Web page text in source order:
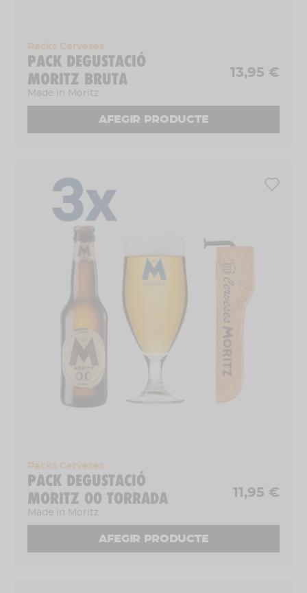
Packs Cerveses
PACK DEGUSTACIÓ
MORITZ BRUTA
Made in Moritz
13,95 €
AFEGIR PRODUCTE
Packs Cerveses
PACK DEGUSTACIÓ
MORITZ 00 TORRADA
Made in Moritz
11,95 €
AFEGIR PRODUCTE